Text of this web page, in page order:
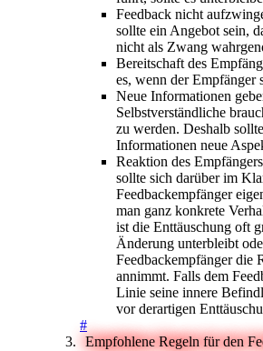
Feedback nicht
sollte ein Angebot sein,
nicht als Zwang
Bereitschaft des
es, wenn der Empfänger
Neue Informationen
Selbstverständliche
zu werden. Deshalb
Informationen neue
Reaktion des
sollte sich darüber im
Feedbackempfänger
man ganz konkrete
ist die Enttäuschung oft
Änderung unterbleibt
Feedbackempfänger die
annimmt. Falls dem
Linie seine innere
vor derartigen
#
Empfohlene Regeln für den